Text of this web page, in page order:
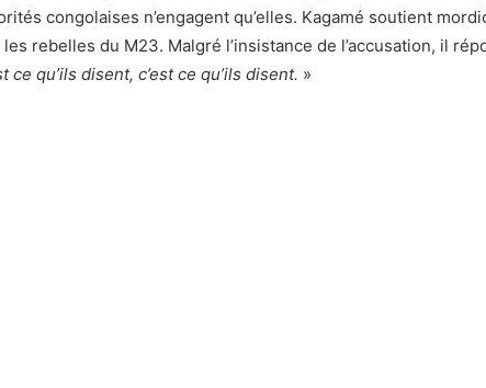
congolaises n’engagent qu’elles. Kagamé soutient
les rebelles du M23. Malgré l’insistance de l’accusation, il
ce qu’ils disent, c’est ce qu’ils disent. »